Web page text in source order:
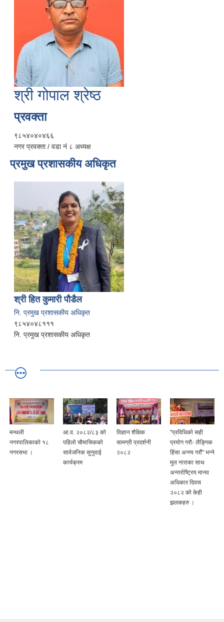
श्री गोपाल श्रेष्ठ
प्रवक्ता
९८५४०४०४६६
नगर प्रवक्ता / वडा नं ८ अध्यक्ष
प्रमुख प्रशासकीय अधिकृत
श्री हित कुमारी पौडैल
नि. प्रमुख प्रशासकीय अधिकृत
९८५४०४८१११
नि. प्रमुख प्रशासकीय अधिकृत
आ.व. २०८२/८३ को
पहिलो चौमासिकको
सार्वजनिक सुनुवाई
विज्ञान शैक्षिक
सामग्री प्रदर्शनी
२०८२
"प्रविधिको सही
प्रयोग गरौः लैङ्गिक
हिंसा अन्त्य गरौं" भन्ने
१७ औ नगर सभा
कार्यक्रम मिति
२०८२/०३/१६ गते ।